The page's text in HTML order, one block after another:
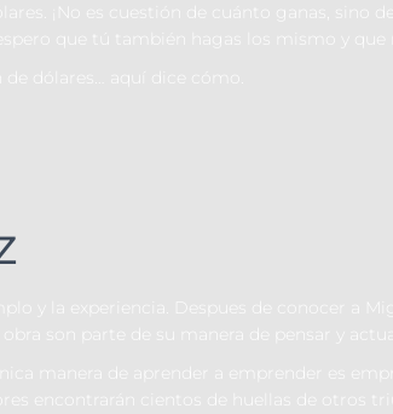
¡No es cuestión de cuánto ganas, sino
que tú también hagas los mismo y que
dólares… aquí dice cómo.
y la experiencia. Despues de conocer a
son parte de su manera de pensar y
manera de aprender a emprender es
encontrarán cientos de huellas de otros